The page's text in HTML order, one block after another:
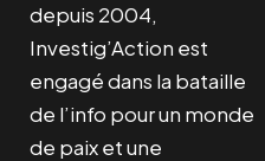
depuis 2004,
Investig’Action est
engagé dans la bataille
de l’info pour un monde
de paix et une